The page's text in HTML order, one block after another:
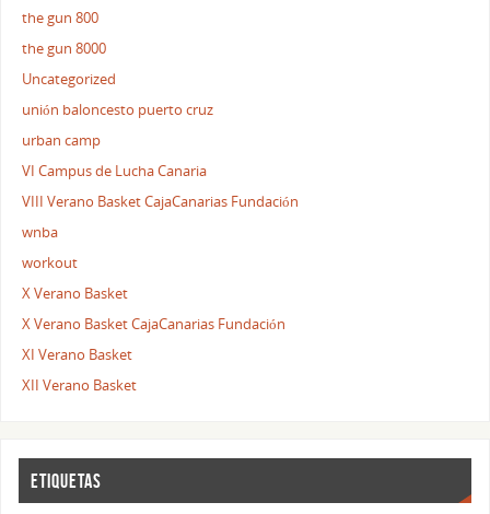
the gun 800
the gun 8000
Uncategorized
unión baloncesto puerto cruz
urban camp
VI Campus de Lucha Canaria
VIII Verano Basket CajaCanarias Fundación
wnba
workout
X Verano Basket
X Verano Basket CajaCanarias Fundación
XI Verano Basket
XII Verano Basket
ETIQUETAS